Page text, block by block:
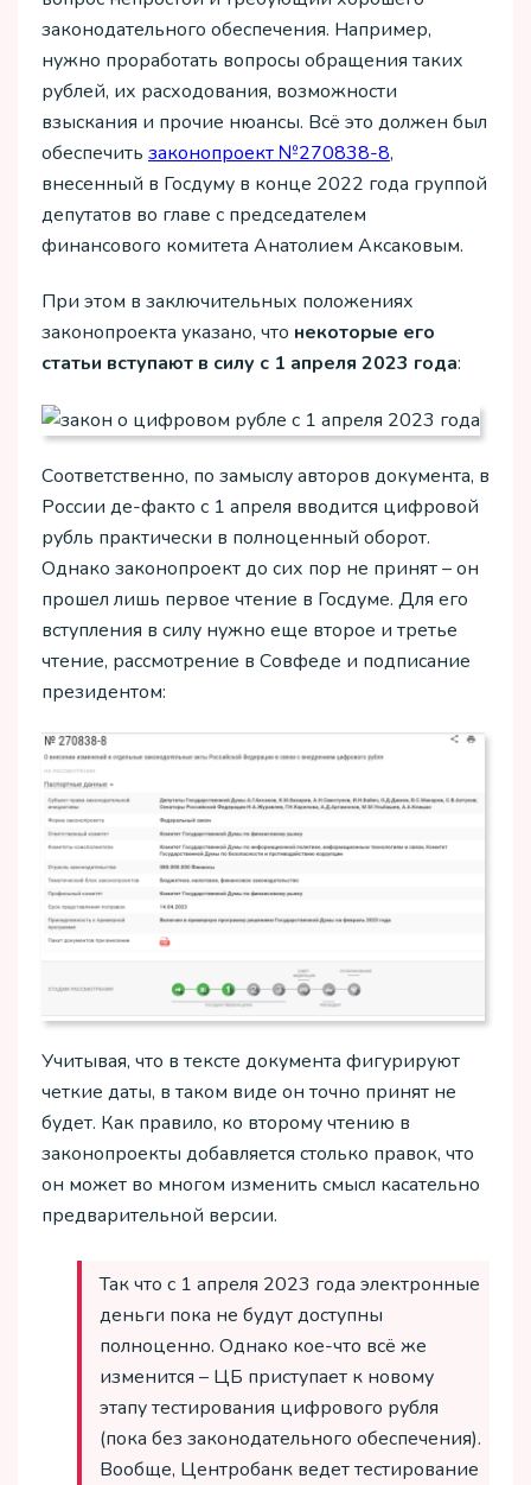
законодательного обеспечения. Например,
нужно проработать вопросы обращения таких
рублей, их расходования, возможности
взыскания и прочие нюансы. Всё это должен был
обеспечить законопроект №270838-8,
внесенный в Госдуму в конце 2022 года группой
депутатов во главе с председателем
финансового комитета Анатолием Аксаковым.
При этом в заключительных положениях
законопроекта указано, что некоторые его
статьи вступают в силу с 1 апреля 2023 года:
Соответственно, по замыслу авторов документа, в
России де-факто с 1 апреля вводится цифровой
рубль практически в полноценный оборот.
Однако законопроект до сих пор не принят – он
прошел лишь первое чтение в Госдуме. Для его
вступления в силу нужно еще второе и третье
чтение, рассмотрение в Совфеде и подписание
президентом:
Учитывая, что в тексте документа фигурируют
четкие даты, в таком виде он точно принят не
будет. Как правило, ко второму чтению в
законопроекты добавляется столько правок, что
он может во многом изменить смысл касательно
предварительной версии.
Так что с 1 апреля 2023 года электронные
деньги пока не будут доступны
полноценно. Однако кое-что всё же
изменится – ЦБ приступает к новому
этапу тестирования цифрового рубля
(пока без законодательного обеспечения).
Вообще, Центробанк ведет тестирование